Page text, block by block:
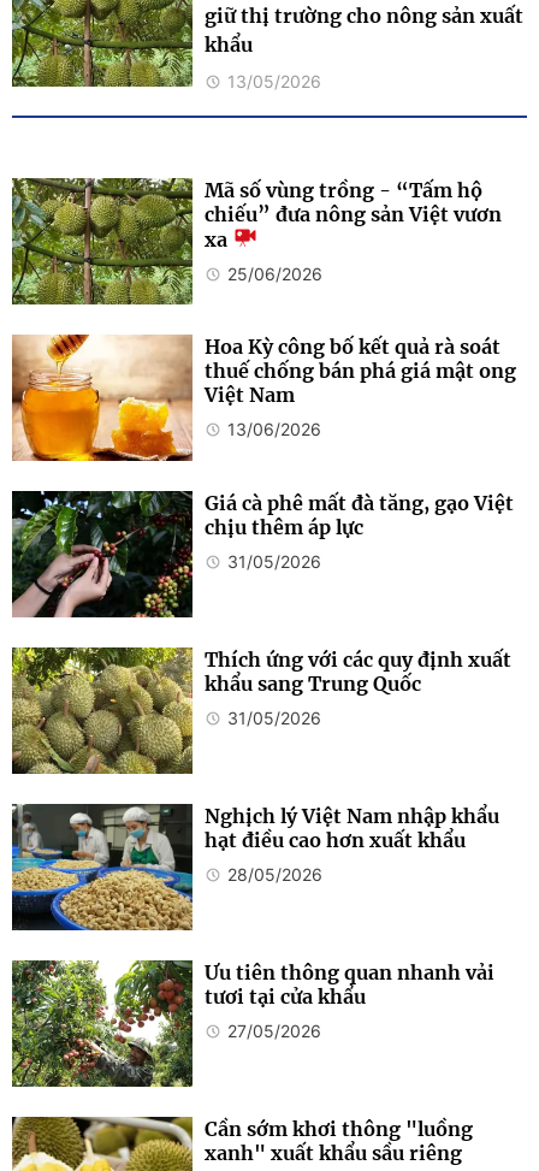
giữ thị trường cho nông sản xuất
khẩu
13/05/2026
Mã số vùng trồng - “Tấm hộ
chiếu” đưa nông sản Việt vươn
xa
25/06/2026
Hoa Kỳ công bố kết quả rà soát
thuế chống bán phá giá mật ong
Việt Nam
13/06/2026
Giá cà phê mất đà tăng, gạo Việt
chịu thêm áp lực
31/05/2026
Thích ứng với các quy định xuất
khẩu sang Trung Quốc
31/05/2026
Nghịch lý Việt Nam nhập khẩu
hạt điều cao hơn xuất khẩu
28/05/2026
Ưu tiên thông quan nhanh vải
tươi tại cửa khẩu
27/05/2026
Cần sớm khơi thông "luồng
xanh" xuất khẩu sầu riêng